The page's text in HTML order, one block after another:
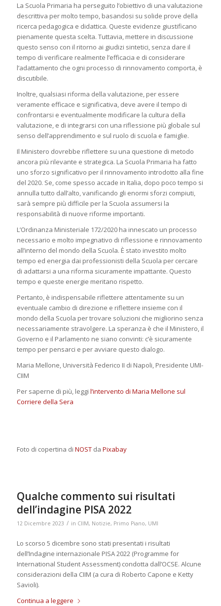
La Scuola Primaria ha perseguito l’obiettivo di una valutazione
descrittiva per molto tempo, basandosi su solide prove della
ricerca pedagogica e didattica. Queste evidenze giustificano
pienamente questa scelta. Tuttavia, mettere in discussione
questo senso con il ritorno ai giudizi sintetici, senza dare il
tempo di verificare realmente l’efficacia e di considerare
l’adattamento che ogni processo di rinnovamento comporta, è
discutibile.
Inoltre, qualsiasi riforma della valutazione, per essere
veramente efficace e significativa, deve avere il tempo di
confrontarsi e eventualmente modificare la cultura della
valutazione, e di integrarsi con una riflessione più globale sul
senso dell’apprendimento e sul ruolo di scuola e famiglie.
Il Ministero dovrebbe riflettere su una questione di metodo
ancora più rilevante e strategica. La Scuola Primaria ha fatto
uno sforzo significativo per il rinnovamento introdotto alla fine
del 2020. Se, come spesso accade in Italia, dopo poco tempo si
annulla tutto dall’alto, vanificando gli enormi sforzi compiuti,
sarà sempre più difficile per la Scuola assumersi la
responsabilità di nuove riforme importanti.
L’Ordinanza Ministeriale 172/2020 ha innescato un processo
necessario e molto impegnativo di riflessione e rinnovamento
all’interno del mondo della Scuola. È stato investito molto
tempo ed energia dai professionisti della Scuola per cercare
di adattarsi a una riforma sicuramente impattante. Questo
tempo e queste energie meritano rispetto.
Pertanto, è indispensabile riflettere attentamente su un
eventuale cambio di direzione e riflettere insieme con il
mondo della Scuola per trovare soluzioni che migliorino senza
necessariamente stravolgere. La speranza è che il Ministero, il
Governo e il Parlamento ne siano convinti: c’è sicuramente
tempo per pensarci e per avviare questo dialogo.
Maria Mellone, Università Federico II di Napoli, Presidente UMI-
CIIM
Per saperne di più, leggi l’intervento di Maria Mellone sul
Corriere della Sera
Foto di copertina di NOSTda Pixabay
Qualche commento sui risultati
dell’indagine PISA 2022
12 Dicembre 2023 / in CIIM, Notizie, Primo Piano, UMI
Lo scorso 5 dicembre sono stati presentati i risultati
dell’Indagine internazionale PISA 2022 (Programme for
International Student Assessment) condotta dall’OCSE. Alcune
considerazioni della CIIM (a cura di Roberto Capone e Ketty
Savioli).
Continua a leggere